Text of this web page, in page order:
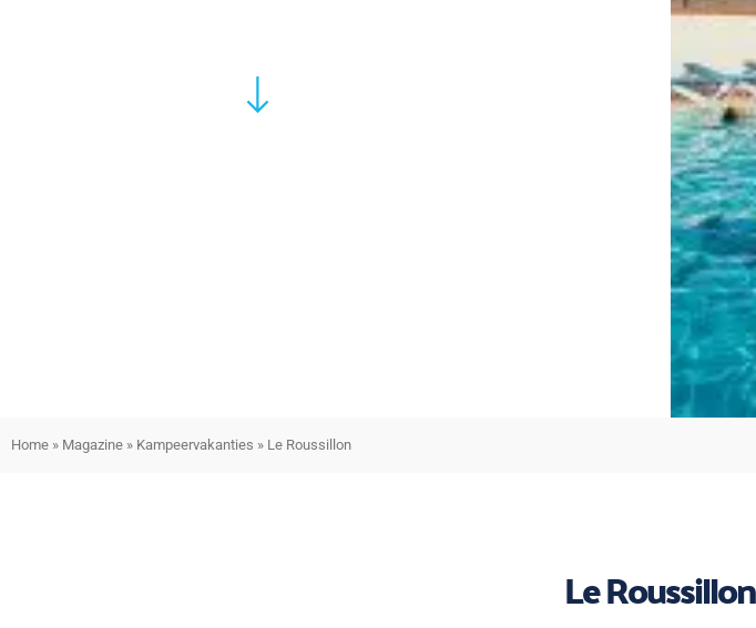
Home » Magazine » Kampeervakanties » Le Roussillon
Le Roussillon